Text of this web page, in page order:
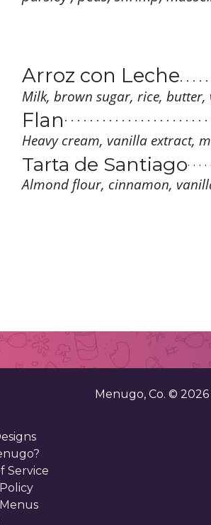
. . . .
. . . .
. . . . .
. . . . . . . . . . . . . . . . . . .
. . . . . . . . . . . . . . . . . . .
Arroz con Leche. . . .
. . . .
. . . .
. . . .
. . .
. . . .
. . . .
. . . .
. . .
Milk, brown sugar, rice,
Flan. . . . . . . . . . . . . . . . . . . . . .
. . . . . . . . . . . . . . . . . . . . . .
. . . . . . . . . . . . . . . . . . . . .
. . . . . . . . . . . . . . . . . . . . . .
. . . . . . . . . . . . . . . . . . . . . .
. . . . . . . . . . . . . . . . . . . . . .
. . . . . . . . . . . . . . . . . . . . .
Heavy cream, vanilla extract,
Tarta de Santiago. . . .
. . . .
. .
. .
. .
. .
. .
. .
. .
Almond flour, cinnamon,
Menugo, Co. © 2026
Service